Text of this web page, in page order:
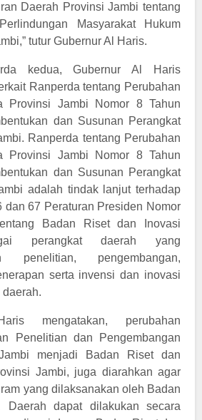
Daerah Provinsi Jambi tentang
Masyarakat Hukum
tutur Gubernur Al Haris.
kedua, Gubernur Al Haris
Ranperda tentang Perubahan
Provinsi Jambi Nomor 8 Tahun
dan Susunan Perangkat
Ranperda tentang Perubahan
Provinsi Jambi Nomor 8 Tahun
dan Susunan Perangkat
adalah tindak lanjut terhadap
dan 67 Peraturan Presiden Nomor
Badan Riset dan Inovasi
perangkat daerah yang
penelitian, pengembangan,
serta invensi dan inovasi
mengatakan, perubahan
Penelitian dan Pengembangan
menjadi Badan Riset dan
Jambi, juga diarahkan agar
yang dilaksanakan oleh Badan
Daerah dapat dilakukan secara